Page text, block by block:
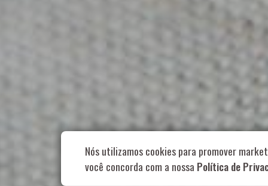
Rua Aurélia,
Nós utilizamos cookies para promover
você concorda com a nossa Política de